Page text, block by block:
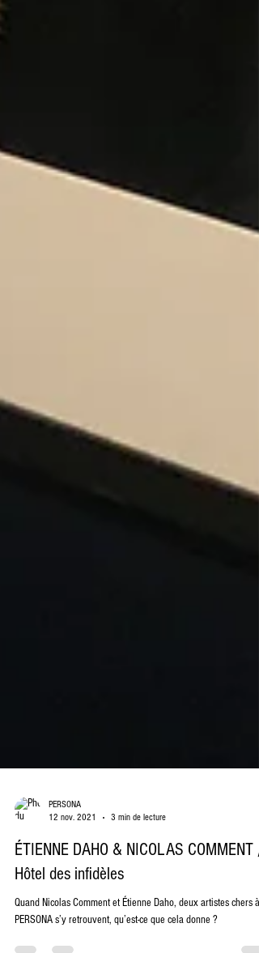
12 nov. 2021
3 min de lecture
ÉTIENNE DAHO & NICOLAS COMMENT //
Hôtel des infidèles
Quand Nicolas Comment et Étienne Daho, deux artistes chers à
PERSONA s’y retrouvent, qu’est-ce que cela donne ?